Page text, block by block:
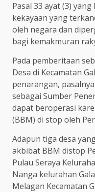
Pasal 33 ayat (3)
kekayaan yang
oleh negara dan
bagi kemakmuran
Pada pemberitaan
Desa di Kecamatan
penarangan,
sebagai Sumber
dapat beroperasi
(BBM) di stop oleh
Adapun tiga desa
akbibat BBM distop
Pulau Seraya
Nanga kelurahan
Melagan Kecamatan